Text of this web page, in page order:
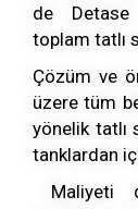
de Detase
toplam tatlı
Çözüm ve
üzere tüm
yönelik tatlı
tanklardan
Maliyeti